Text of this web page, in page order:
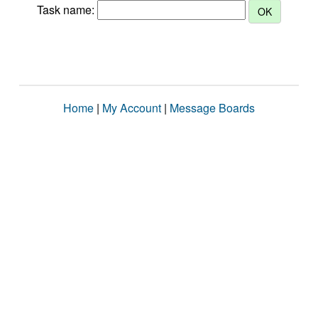
Task name:
Home | My Account | Message Boards